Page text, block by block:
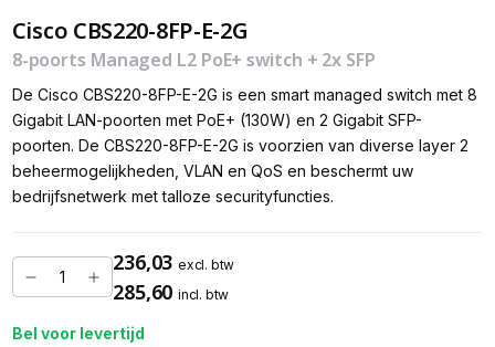
Cisco CBS220-8FP-E-2G
8-poorts Managed L2 PoE+ switch + 2x SFP
De Cisco CBS220-8FP-E-2G is een smart managed switch met 8
Gigabit LAN-poorten met PoE+ (130W) en 2 Gigabit SFP-
poorten. De CBS220-8FP-E-2G is voorzien van diverse layer 2
beheermogelijkheden, VLAN en QoS en beschermt uw
bedrijfsnetwerk met talloze securityfuncties.
236,03 excl. btw
285,60 incl. btw
Bel voor levertijd